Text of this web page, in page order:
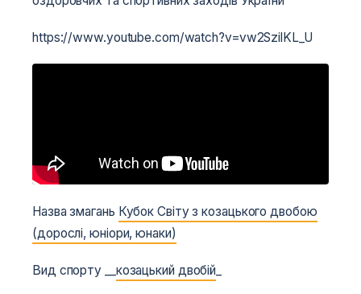
https://www.youtube.com/watch?v=vw2SzilKL_U
Назва змагань Кубок Світу з козацького двобою
(дорослі, юніори, юнаки)
Вид спорту __ козацький двобій